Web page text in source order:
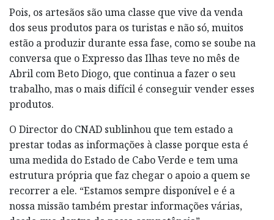
Pois, os artesãos são uma classe que vive da venda
dos seus produtos para os turistas e não só, muitos
estão a produzir durante essa fase, como se soube na
conversa que o Expresso das Ilhas teve no mês de
Abril com Beto Diogo, que continua a fazer o seu
trabalho, mas o mais difícil é conseguir vender esses
produtos.
O Director do CNAD sublinhou que tem estado a
prestar todas as informações à classe porque esta é
uma medida do Estado de Cabo Verde e tem uma
estrutura própria que faz chegar o apoio a quem se
recorrer a ele. “Estamos sempre disponível e é a
nossa missão também prestar informações várias,